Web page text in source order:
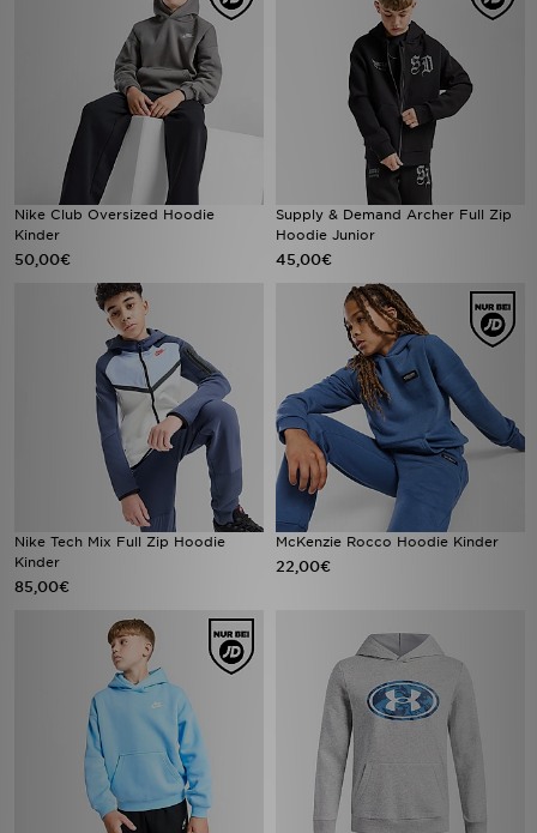
Nike Club Oversized Hoodie
Kinder
50,00€
Supply & Demand Archer Full Zip
Hoodie Junior
45,00€
Nike Tech Mix Full Zip Hoodie
Kinder
85,00€
McKenzie Rocco Hoodie Kinder
22,00€